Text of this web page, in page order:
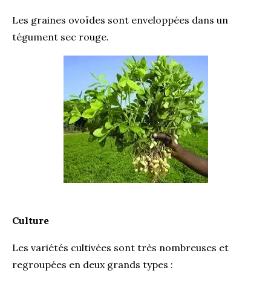
Les graines ovoïdes sont enveloppées dans un
tégument sec rouge.
Culture
Les variétés cultivées sont très nombreuses et
regroupées en deux grands types :